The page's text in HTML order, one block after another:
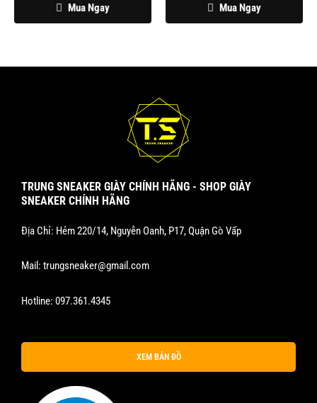
Mua Ngay Mua Ngay
TRUNG SNEAKER GIÀY CHÍNH HÃNG - SHOP GIÀY
SNEAKER CHÍNH HÃNG
Địa Chỉ: Hẻm 220/14, Nguyễn Oanh, P17, Quận Gò Vấp
Mail: trungsneaker@gmail.com
Hotline: 097.361.4345
XEM BẢN ĐỒ